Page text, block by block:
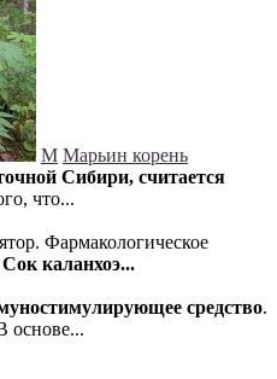
М Марьин корень
Сибири, считается
что...
Фармакологическое
Сок каланхоэ...
средство.
основе...